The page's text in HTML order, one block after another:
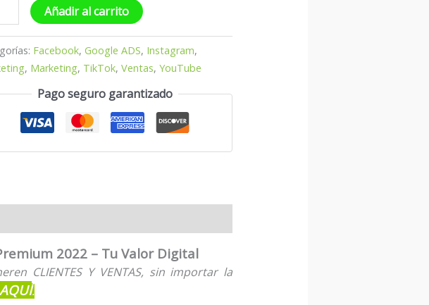
Añadir al carrito
Facebook,Google ADS, Instagram,
, Marketing, TikTok,Ventas,YouTube
Pago seguro garantizado
2022 – Tu Valor Digital
CLIENTES Y VENTAS, sin importar la
AQUÍ.